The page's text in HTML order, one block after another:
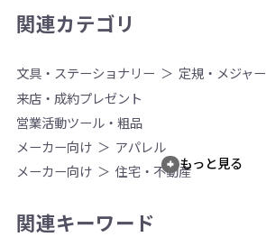
関連カテゴリ
文具・ステーショナリー
定規・メジャー
来店・成約プレゼント
営業活動ツール・粗品
メーカー向け
アパレル
メーカー向け
住宅・不動産もっと見る
関連キーワード